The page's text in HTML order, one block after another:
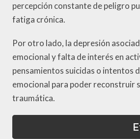
percepción constante de peligro
fatiga crónica.
Por otro lado, la depresión
emocional y falta de interés en
pensamientos suicidas o intentos
emocional para poder reconstruir
traumática.